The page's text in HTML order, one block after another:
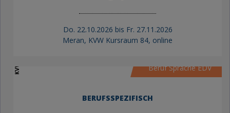
Do. 22.10.2026 bis Fr. 27.11.2026
Meran, KVW Kursraum 84, online
KVW Bildung Beruf Sprache EDV
BERUFSSPEZIFISCH